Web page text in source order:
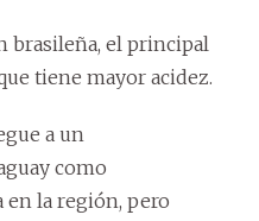
brasileña, el principal
tiene mayor acidez.
a un
como
en la región, pero